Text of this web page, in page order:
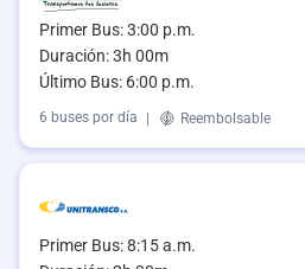
Primer Bus: 3:00 p.m.
Duración: 3h 00m
Último Bus: 6:00 p.m.
6 buses por día | Reembolsable
Primer Bus: 8:15 a.m.